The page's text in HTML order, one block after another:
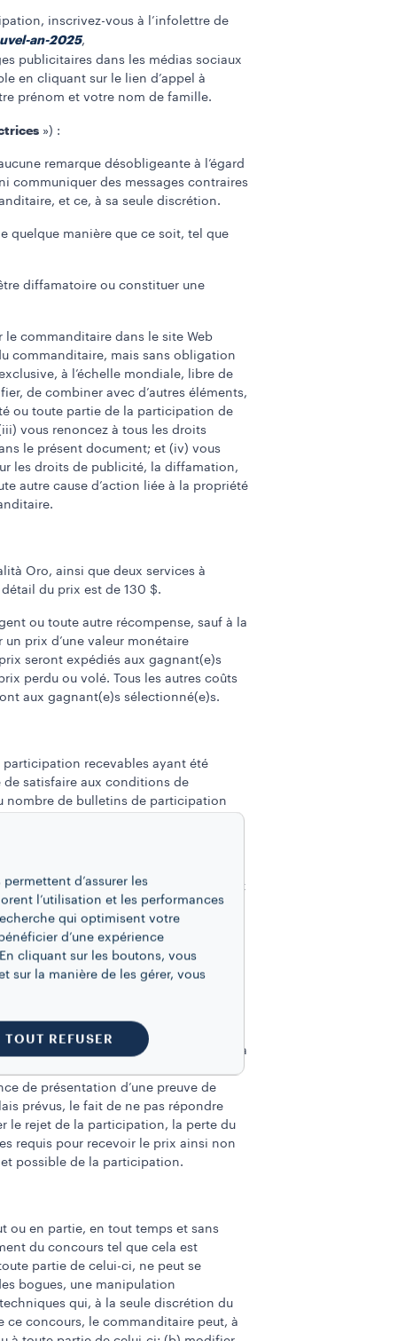
inscrivez-vous à l’infolettre de
an-2025,
publicitaires dans les médias sociaux
en cliquant sur le lien d’appel à
prénom et votre nom de famille.
») :
remarque désobligeante à l’égard
communiquer des messages contraires
et ce, à sa seule discrétion.
manière que ce soit, tel que
diffamatoire ou constituer une
commanditaire dans le site Web
commanditaire, mais sans obligation
à l’échelle mondiale, libre de
de combiner avec d’autres éléments,
ou toute partie de la participation de
vous renoncez à tous les droits
le présent document; et (iv) vous
les droits de publicité, la diffamation,
autre cause d’action liée à la propriété
Oro, ainsi que deux services à
du prix est de 130 $.
ou toute autre récompense, sauf à la
prix d’une valeur monétaire
seront expédiés aux gagnant(e)s
perdu ou volé. Tous les autres coûts
aux gagnant(e)s sélectionné(e)s.
recevables ayant été
satisfaire aux conditions de
nombre de bulletins de participation
de média social indiqué au moment
doit : (i) donner suite à l’avis de
(ii) répondre correctement à une
autre, qui sera posée par
au commanditaire, dans les trois (3)
les entités chargées de la
l’impossibilité de joindre le / la
de présentation d’une preuve de
prévus, le fait de ne pas répondre
le rejet de la participation, la perte du
requis pour recevoir le prix ainsi non
possible de la participation.
ou en partie, en tout temps et sans
du concours tel que cela est
partie de celui-ci, ne peut se
bogues, une manipulation
qui, à la seule discrétion du
ce concours, le commanditaire peut, à
d’assurer les
l’utilisation et les performances
qui optimisent votre
d’une expérience
cliquant sur les boutons, vous
sur la manière de les gérer, vous
TOUT REFUSER